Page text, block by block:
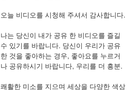
오늘 비디오를 시청해 주셔서 감사합니다.
나는 당신이 내가 공유 한 비디오를 즐길
수 있기를 바랍니다. 당신이 우리가 공유
한 것을 좋아하는 경우, 좋아요를 누르거
나 공유하시기 바랍니다, 우리를 더 흥분.
쾌활한 미소를 지으며 세상을 다양한 색상